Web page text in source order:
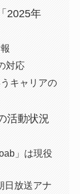
2025年
対応
キャリアの
活動状況
」は現役
日放送アナ